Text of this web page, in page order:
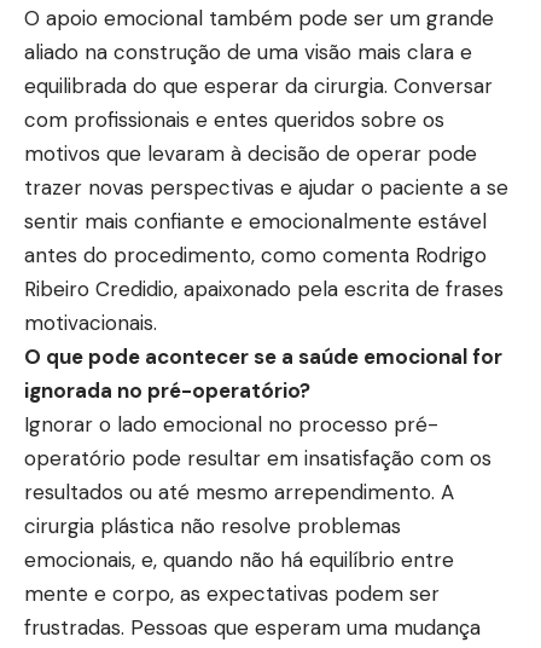
O apoio emocional também pode ser um grande
aliado na construção de uma visão mais clara e
equilibrada do que esperar da cirurgia. Conversar
com profissionais e entes queridos sobre os
motivos que levaram à decisão de operar pode
trazer novas perspectivas e ajudar o paciente a se
sentir mais confiante e emocionalmente estável
antes do procedimento, como comenta Rodrigo
Ribeiro Credidio, apaixonado pela escrita de frases
motivacionais.
O que pode acontecer se a saúde emocional for
ignorada no pré-operatório?
Ignorar o lado emocional no processo pré-
operatório pode resultar em insatisfação com os
resultados ou até mesmo arrependimento. A
cirurgia plástica não resolve problemas
emocionais, e, quando não há equilíbrio entre
mente e corpo, as expectativas podem ser
frustradas. Pessoas que esperam uma mudança